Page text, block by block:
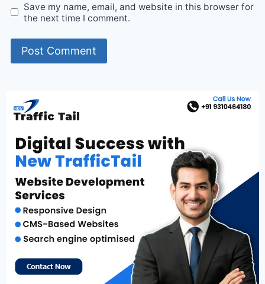
Save my name, email, and website in this browser for
the next time I comment.